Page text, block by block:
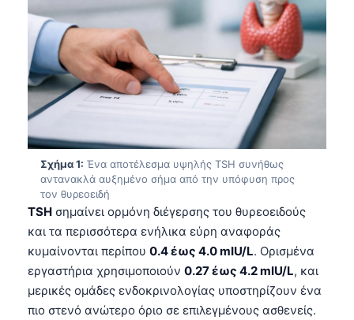
Σχήμα 1: Ένα αποτέλεσμα υψηλής TSH συνήθως
αντανακλά αυξημένο σήμα από την υπόφυση προς
τον θυρεοειδή
TSH σημαίνει ορμόνη διέγερσης του θυρεοειδούς
και τα περισσότερα ενήλικα εύρη αναφοράς
κυμαίνονται περίπου 0.4 έως 4.0 mIU/L. Ορισμένα
εργαστήρια χρησιμοποιούν 0.27 έως 4.2 mIU/L, και
μερικές ομάδες ενδοκρινολογίας υποστηρίζουν ένα
πιο στενό ανώτερο όριο σε επιλεγμένους ασθενείς.